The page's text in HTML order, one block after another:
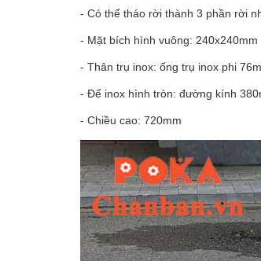
- Có thể tháo rời thành 3 phần rời
- Mặt bích hình vuông: 240x240mm
- Thân trụ inox: ống trụ inox phi
- Đế inox hình tròn: đường kính
- Chiều cao: 720mm